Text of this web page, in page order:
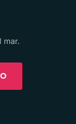
mar.